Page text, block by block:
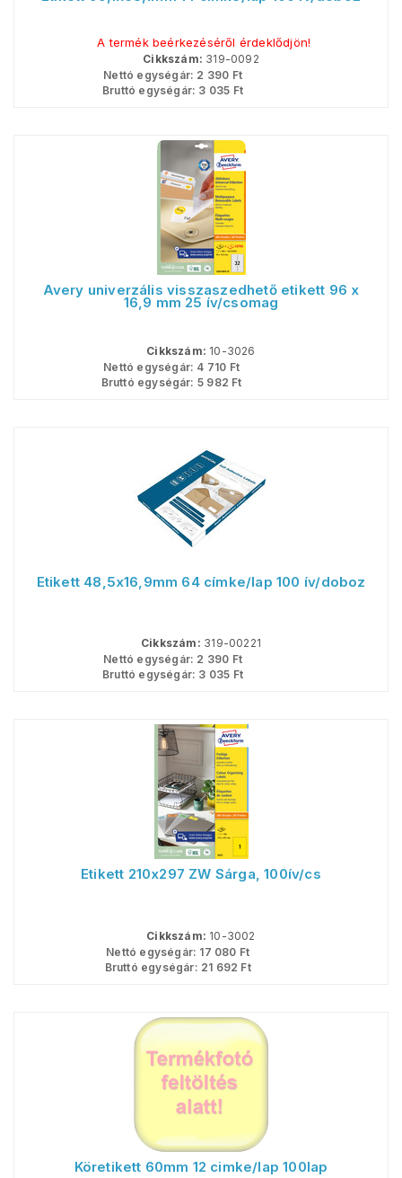
A termék beérkezéséről érdeklődjön!
Cikkszám: 319-0092
Nettó egységár: 2 390 Ft
Bruttó egységár: 3 035 Ft
Avery univerzális visszaszedhető etikett 96 x
16,9 mm 25 ív/csomag
Cikkszám: 10-3026
Nettó egységár: 4 710 Ft
Bruttó egységár: 5 982 Ft
Etikett 48,5x16,9mm 64 címke/lap 100 ív/doboz
Cikkszám: 319-00221
Nettó egységár: 2 390 Ft
Bruttó egységár: 3 035 Ft
Etikett 210x297 ZW Sárga, 100ív/cs
Cikkszám: 10-3002
Nettó egységár: 17 080 Ft
Bruttó egységár: 21 692 Ft
Köretikett 60mm 12 cimke/lap 100lap